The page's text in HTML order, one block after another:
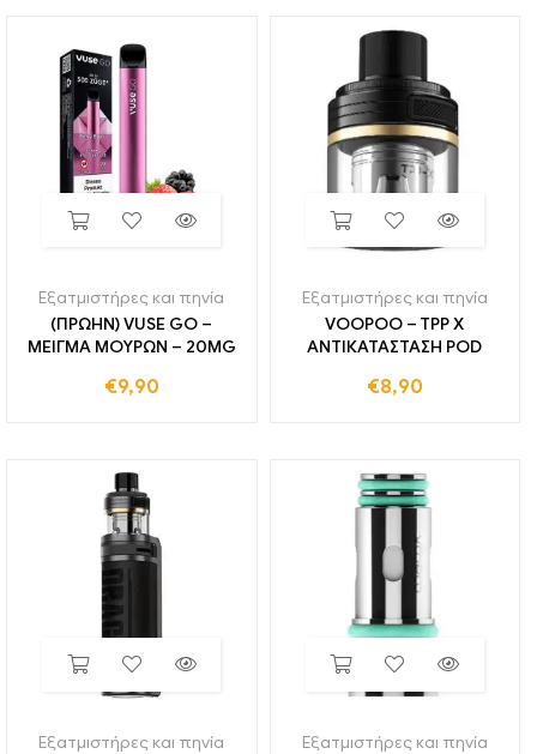
Εξατμιστήρες και πηνία
(ΠΡΩΗΝ) VUSE GO –
ΜΕΙΓΜΑ ΜΟΥΡΩΝ – 20MG
€9,90
Εξατμιστήρες και πηνία
VOOPOO – TPP X
ΑΝΤΙΚΑΤΑΣΤΑΣΗ POD
€8,90
Εξατμιστήρες και πηνία
Εξατμιστήρες και πηνία